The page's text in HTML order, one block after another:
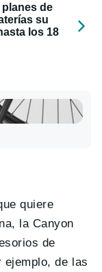
de
su
los 18
quiere
la Canyon
de
ejemplo, de las